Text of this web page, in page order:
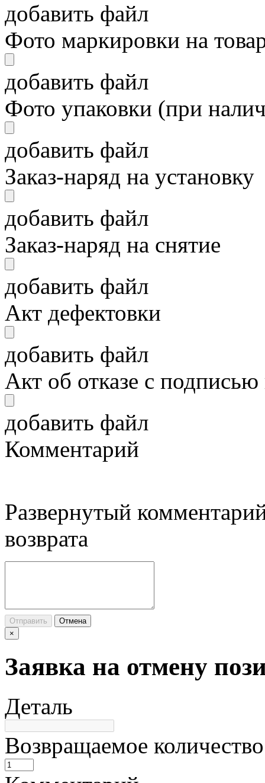
добавить файл
Фото маркировки на
добавить файл
Фото упаковки (при
добавить файл
Заказ-наряд на установку
добавить файл
Заказ-наряд на снятие
добавить файл
Акт дефектовки
добавить файл
Акт об отказе с
добавить файл
Комментарий
Развернутый
возврата
Отправить
Отмена
×
Заявка на отмену
Деталь
Возвращаемое количество